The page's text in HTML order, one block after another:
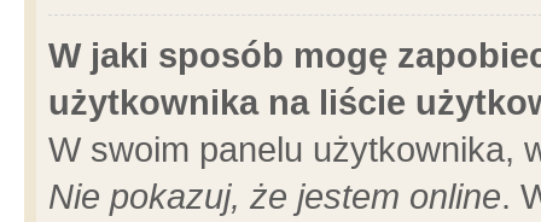
W jaki sposób mogę
użytkownika na liście
W swoim panelu użytkownika,
Nie pokazuj, że jestem online.